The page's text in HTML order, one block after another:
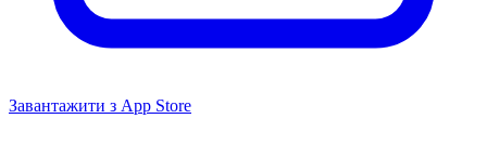
Завантажити з App Store